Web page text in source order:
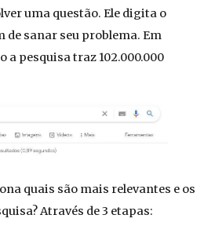
uma questão. Ele digita o
de sanar seu problema. Em
a pesquisa traz 102.000.000
quais são mais relevantes e os
Através de 3 etapas: